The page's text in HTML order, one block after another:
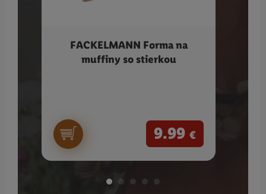
FACKELMANN Forma na
muffiny so stierkou
9.99 €